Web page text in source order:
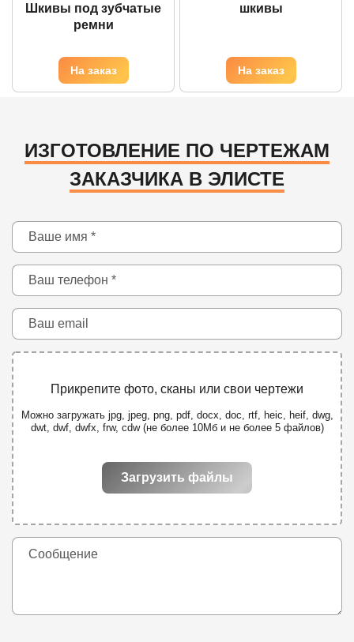
Шкивы под зубчатые
ремни
шкивы
ИЗГОТОВЛЕНИЕ ПО ЧЕРТЕЖАМ
ЗАКАЗЧИКА В ЭЛИСТЕ
Прикрепите фото, сканы или свои чертежи
Можно загружать jpg, jpeg, png, pdf, docx, doc, rtf, heic, heif, dwg,
dwt, dwf, dwfx, frw, cdw (не более 10Мб и не более 5 файлов)
Загрузить файлы